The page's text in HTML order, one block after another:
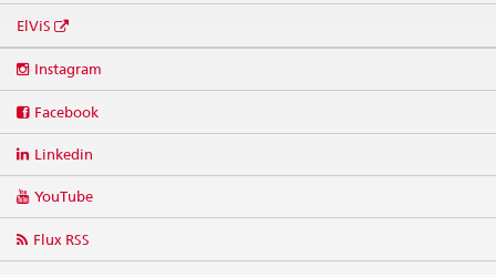
ElViS
media
Instagram
Facebook
Linkedin
YouTube
Flux RSS